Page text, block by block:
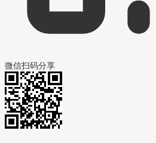
微信扫码分享